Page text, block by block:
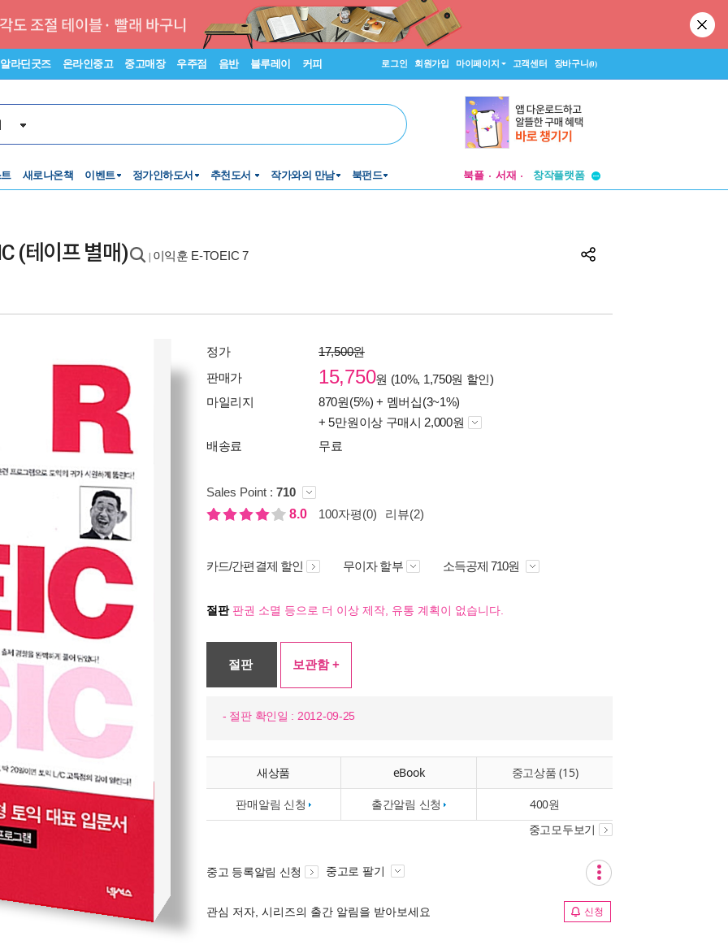
알라딘굿즈 온라인중고 중고매장 우주점 음반 블루레이 커피 로그인 회원가입 마이페이지 고객센터 장바구니(0)
새로나온책 이벤트 정가인하도서 추천도서 작가와의 만남 북펀드 북플 서재
창작플랫폼
(테이프 별매) 이익훈 E-TOEIC 7
정가
17,500원
판매가
15,750원 (10%, 1,750원 할인)
마일리지
870원(5%) + 멤버십(3~1%)
+ 5만원이상 구매시 2,000원
배송료
무료
Sales Point : 710
8.0
100자평(0) 리뷰(2)
카드/간편결제 할인 무이자 할부 소득공제 710원
절판판권 소멸 등으로 더 이상 제작, 유통 계획이 없습니다.
절판 보관함 +
- 절판 확인일 : 2012-09-25
새상품 eBook 중고상품 (15)
판매알림 신청 출간알림 신청 400원
중고모두보기
중고 등록알림 신청 중고로 팔기
관심 저자, 시리즈의 출간 알림을 받아보세요 신청